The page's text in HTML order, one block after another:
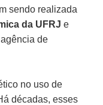
sendo realizada
da UFRJ e
agência de
no uso de
décadas, esses